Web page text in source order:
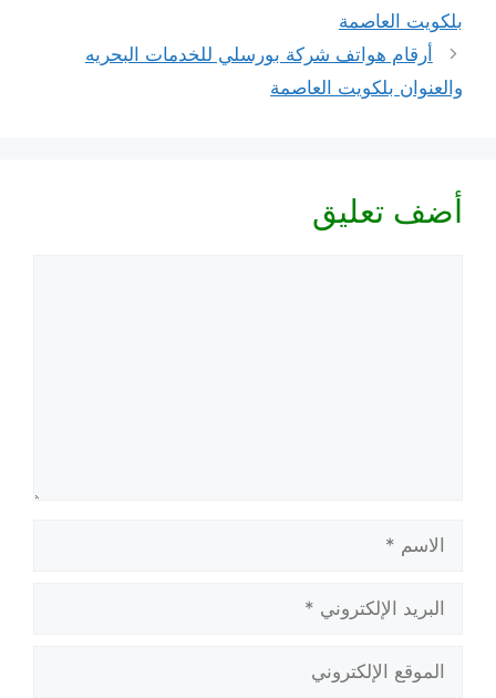
بلكويت العاصمة
أرقام هواتف شركة بورسلي للخدمات البحريه
والعنوان بلكويت العاصمة
أضف تعليق
الإلكتروني
الإلكتروني